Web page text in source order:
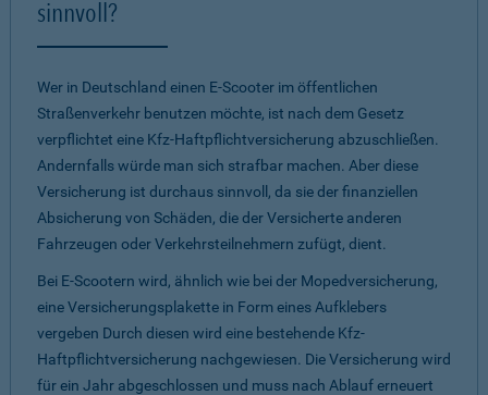
sinnvoll?
Wer in Deutschland einen E-Scooter im öffentlichen
Straßenverkehr benutzen möchte, ist nach dem Gesetz
verpflichtet eine Kfz-Haftpflichtversicherung abzuschließen.
Andernfalls würde man sich strafbar machen. Aber diese
Versicherung ist durchaus sinnvoll, da sie der finanziellen
Absicherung von Schäden, die der Versicherte anderen
Fahrzeugen oder Verkehrsteilnehmern zufügt, dient.
Bei E-Scootern wird, ähnlich wie bei der Mopedversicherung,
eine Versicherungsplakette in Form eines Aufklebers
vergeben Durch diesen wird eine bestehende Kfz-
Haftpflichtversicherung nachgewiesen. Die Versicherung wird
für ein Jahr abgeschlossen und muss nach Ablauf erneuert